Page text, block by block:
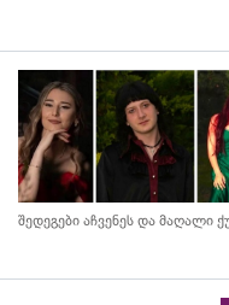
შედეგები აჩვენეს და მაღალი